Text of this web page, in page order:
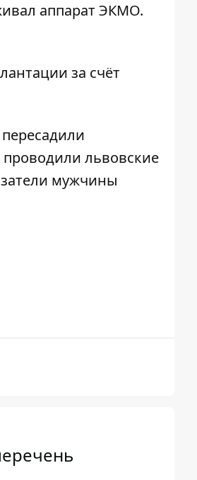
аппарат ЭКМО.
за счёт
львовские
мужчины